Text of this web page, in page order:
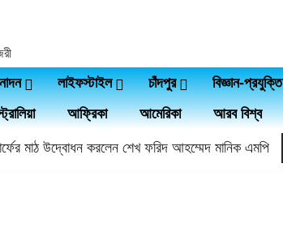
লাইফস্টাইল চাঁদপুর বিজ্ঞান-প্রযুক্তি
আফ্রিকা আমেরিকা আরব বিশ্ব
মাঠ উদ্বোধন করলেন শেখ ফরিদ আহম্মেদ মানিক এমপি